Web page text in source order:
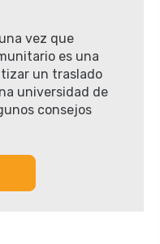
vez que
es una
un traslado
universidad de
consejos